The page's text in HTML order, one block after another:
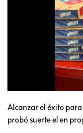
Alcanzar el éxito
probó suerte el en